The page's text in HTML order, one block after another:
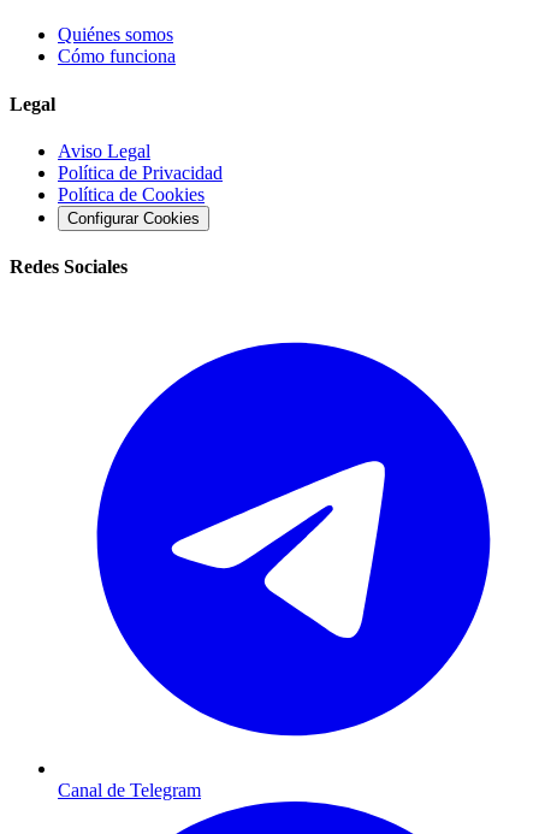
Quiénes somos
Cómo funciona
Legal
Aviso Legal
Política de Privacidad
Política de Cookies
Configurar Cookies
Redes Sociales
Canal de Telegram